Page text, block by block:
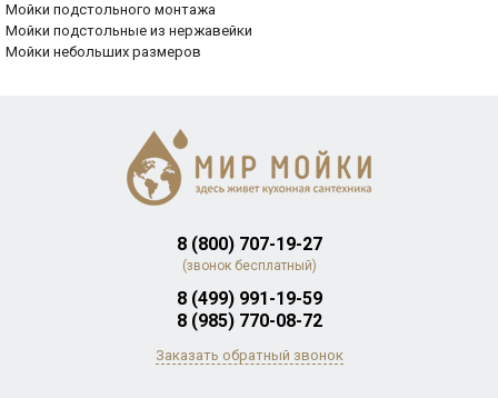
Мойки подстольного монтажа
Мойки подстольные из нержавейки
Мойки небольших размеров
8 (800) 707-19-27
(звонок бесплатный)
8 (499) 991-19-59
8 (985) 770-08-72
Заказать обратный звонок